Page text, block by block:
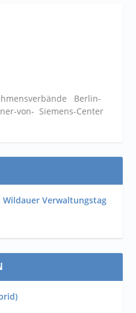
Berlin-
von- Siemens-Center
Verwaltungstag